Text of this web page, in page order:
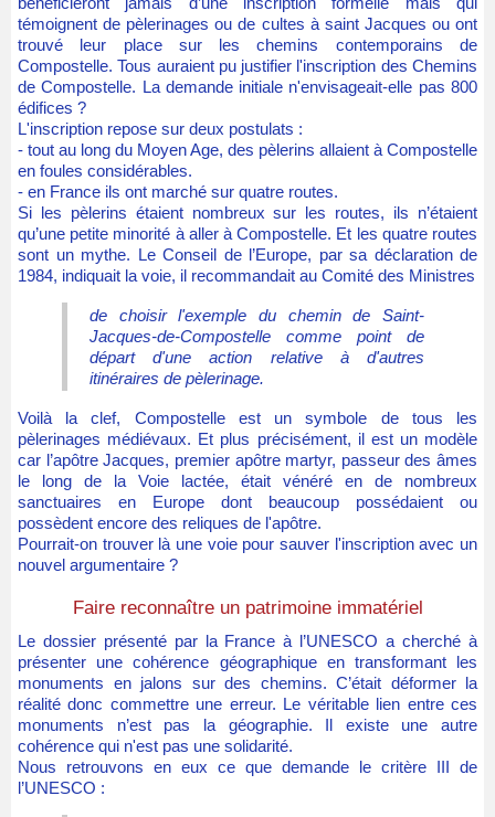
témoignent de pèlerinages ou de cultes à saint Jacques ou ont
trouvé leur place sur les chemins contemporains de
Compostelle. Tous auraient pu justifier l'inscription des Chemins
de Compostelle. La demande initiale n'envisageait-elle pas 800
édifices ?
L'inscription repose sur deux postulats :
- tout au long du Moyen Age, des pèlerins allaient à Compostelle
en foules considérables.
- en France ils ont marché sur quatre routes.
Si les pèlerins étaient nombreux sur les routes, ils n’étaient
qu’une petite minorité à aller à Compostelle. Et les quatre routes
sont un mythe. Le Conseil de l’Europe, par sa déclaration de
1984, indiquait la voie, il recommandait au Comité des Ministres
de choisir l'exemple du chemin de Saint-
Jacques-de-Compostelle comme point de
départ d'une action relative à d'autres
itinéraires de pèlerinage.
Voilà la clef, Compostelle est un symbole de tous les
pèlerinages médiévaux. Et plus précisément, il est un modèle
car l’apôtre Jacques, premier apôtre martyr, passeur des âmes
le long de la Voie lactée, était vénéré en de nombreux
sanctuaires en Europe dont beaucoup possédaient ou
possèdent encore des reliques de l'apôtre.
Pourrait-on trouver là une voie pour sauver l'inscription avec un
nouvel argumentaire ?
Faire reconnaître un patrimoine immatériel
Le dossier présenté par la France à l’UNESCO a cherché à
présenter une cohérence géographique en transformant les
monuments en jalons sur des chemins. C’était déformer la
réalité donc commettre une erreur. Le véritable lien entre ces
monuments n’est pas la géographie. Il existe une autre
cohérence qui n'est pas une solidarité.
Nous retrouvons en eux ce que demande le critère III de
l’UNESCO :